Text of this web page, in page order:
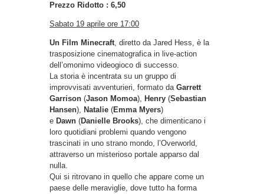
Prezzo Ridotto : 6,50
Sabato 19 aprile ore 17:00
Un Film Minecraft, diretto da Jared Hess, è la
trasposizione cinematografica in live-action
dell’omonimo videogioco di successo.
La storia è incentrata su un gruppo di
improvvisati avventurieri, formato da Garrett
Garrison (Jason Momoa), Henry (Sebastian
Hansen), Natalie (Emma Myers)
e Dawn (Danielle Brooks), che dimenticano i
loro quotidiani problemi quando vengono
trascinati in uno strano mondo, l’Overworld,
attraverso un misterioso portale apparso dal
nulla.
Qui si ritrovano in quello che appare come un
paese delle meraviglie, dove tutto ha forma